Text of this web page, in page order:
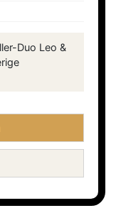
Duo Leo &